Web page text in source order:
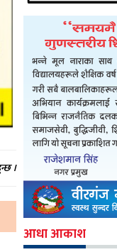
।
आधा आकाश